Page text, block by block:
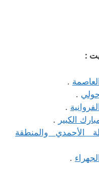
:
.
.
.
الكبير .
الأحمدي والمنطقة
.